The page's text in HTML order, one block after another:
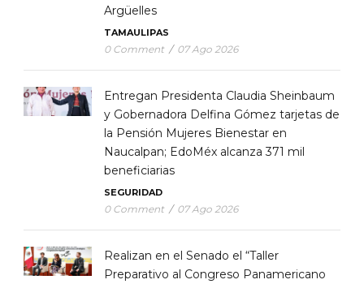
Argüelles
TAMAULIPAS
0 Comment / 07 Ago 2026
Entregan Presidenta Claudia Sheinbaum
y Gobernadora Delfina Gómez tarjetas de
la Pensión Mujeres Bienestar en
Naucalpan; EdoMéx alcanza 371 mil
beneficiarias
SEGURIDAD
0 Comment / 07 Ago 2026
Realizan en el Senado el “Taller
Preparativo al Congreso Panamericano